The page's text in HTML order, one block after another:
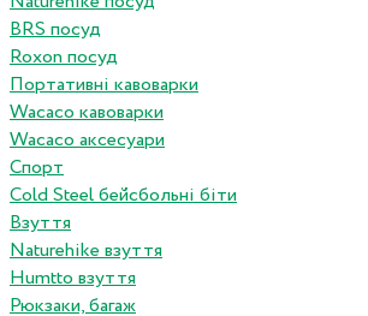
BRS посуд
Roxon посуд
Портативні кавоварки
Wacaco кавоварки
Wacaco аксесуари
Спорт
Cold Steel бейсбольні біти
Взуття
Naturehike взуття
Humtto взуття
Рюкзаки, багаж